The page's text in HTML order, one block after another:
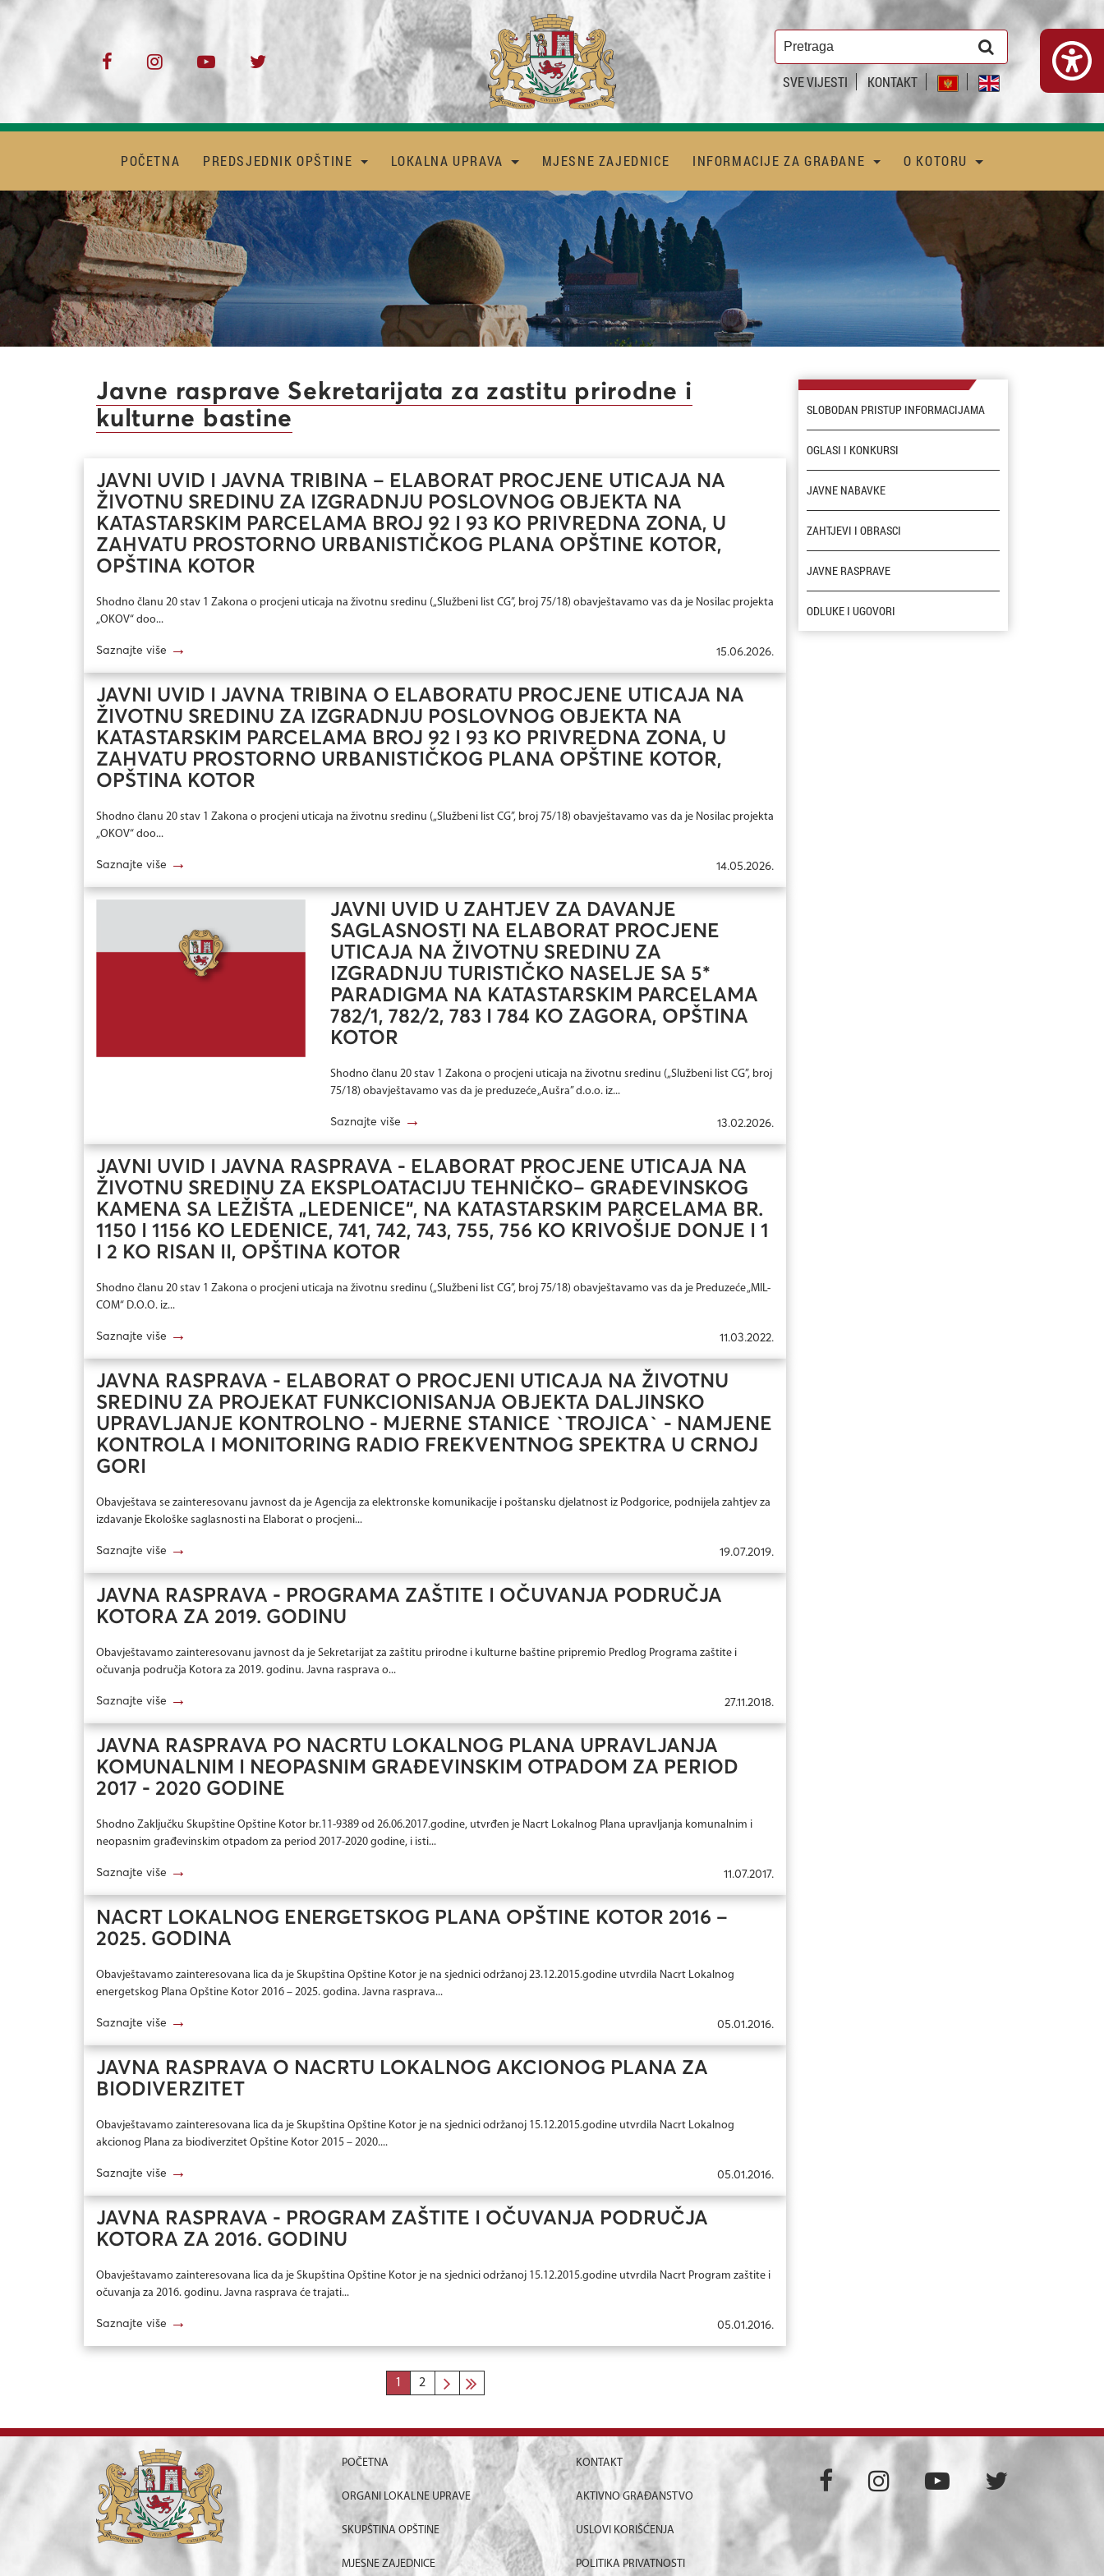
SVE VIJESTI KONTAKT
POČETNA PREDSJEDNIK OPŠTINE LOKALNA UPRAVA MJESNE ZAJEDNICE INFORMACIJE ZA GRAĐANE O KOTORU
Javne rasprave Sekretarijata za zastitu prirodne i
kulturne bastine
JAVNI UVID I JAVNA TRIBINA – ELABORAT PROCJENE UTICAJA NA
ŽIVOTNU SREDINU ZA IZGRADNJU POSLOVNOG OBJEKTA NA
KATASTARSKIM PARCELAMA BROJ 92 I 93 KO PRIVREDNA ZONA, U
ZAHVATU PROSTORNO URBANISTIČKOG PLANA OPŠTINE KOTOR,
OPŠTINA KOTOR
Shodno članu 20 stav 1 Zakona o procjeni uticaja na životnu sredinu („Službeni list CG”, broj 75/18) obavještavamo vas da je Nosilac projekta
„OKOV“ doo...
Saznajte više → 15.06.2026.
JAVNI UVID I JAVNA TRIBINA O ELABORATU PROCJENE UTICAJA NA
ŽIVOTNU SREDINU ZA IZGRADNJU POSLOVNOG OBJEKTA NA
KATASTARSKIM PARCELAMA BROJ 92 I 93 KO PRIVREDNA ZONA, U
ZAHVATU PROSTORNO URBANISTIČKOG PLANA OPŠTINE KOTOR,
OPŠTINA KOTOR
Shodno članu 20 stav 1 Zakona o procjeni uticaja na životnu sredinu („Službeni list CG”, broj 75/18) obavještavamo vas da je Nosilac projekta
„OKOV“ doo...
Saznajte više → 14.05.2026.
JAVNI UVID U ZAHTJEV ZA DAVANJE
SAGLASNOSTI NA ELABORAT PROCJENE
UTICAJA NA ŽIVOTNU SREDINU ZA
IZGRADNJU TURISTIČKO NASELJE SA 5*
PARADIGMA NA KATASTARSKIM PARCELAMA
782/1, 782/2, 783 I 784 KO ZAGORA, OPŠTINA
KOTOR
Shodno članu 20 stav 1 Zakona o procjeni uticaja na životnu sredinu („Službeni list CG”, broj
75/18) obavještavamo vas da je preduzeće „Aušra” d.o.o. iz...
Saznajte više → 13.02.2026.
JAVNI UVID I JAVNA RASPRAVA - ELABORAT PROCJENE UTICAJA NA
ŽIVOTNU SREDINU ZA EKSPLOATACIJU TEHNIČKO– GRAĐEVINSKOG
KAMENA SA LEŽIŠTA „LEDENICE“, NA KATASTARSKIM PARCELAMA BR.
1150 I 1156 KO LEDENICE, 741, 742, 743, 755, 756 KO KRIVOŠIJE DONJE I 1
I 2 KO RISAN II, OPŠTINA KOTOR
Shodno članu 20 stav 1 Zakona o procjeni uticaja na životnu sredinu („Službeni list CG”, broj 75/18) obavještavamo vas da je Preduzeće „MIL-
COM“ D.O.O. iz...
Saznajte više → 11.03.2022.
JAVNA RASPRAVA - ELABORAT O PROCJENI UTICAJA NA ŽIVOTNU
SREDINU ZA PROJEKAT FUNKCIONISANJA OBJEKTA DALJINSKO
UPRAVLJANJE KONTROLNO - MJERNE STANICE `TROJICA` - NAMJENE
KONTROLA I MONITORING RADIO FREKVENTNOG SPEKTRA U CRNOJ
GORI
Obavještava se zainteresovanu javnost da je Agencija za elektronske komunikacije i poštansku djelatnost iz Podgorice, podnijela zahtjev za
izdavanje Ekološke saglasnosti na Elaborat o procjeni...
Saznajte više → 19.07.2019.
JAVNA RASPRAVA - PROGRAMA ZAŠTITE I OČUVANJA PODRUČJA
KOTORA ZA 2019. GODINU
Obavještavamo zainteresovanu javnost da je Sekretarijat za zaštitu prirodne i kulturne baštine pripremio Predlog Programa zaštite i
očuvanja područja Kotora za 2019. godinu. Javna rasprava o...
Saznajte više → 27.11.2018.
JAVNA RASPRAVA PO NACRTU LOKALNOG PLANA UPRAVLJANJA
KOMUNALNIM I NEOPASNIM GRAĐEVINSKIM OTPADOM ZA PERIOD
2017 - 2020 GODINE
Shodno Zaključku Skupštine Opštine Kotor br.11-9389 od 26.06.2017.godine, utvrđen je Nacrt Lokalnog Plana upravljanja komunalnim i
neopasnim građevinskim otpadom za period 2017-2020 godine, i isti...
Saznajte više → 11.07.2017.
NACRT LOKALNOG ENERGETSKOG PLANA OPŠTINE KOTOR 2016 –
2025. GODINA
Obavještavamo zainteresovana lica da je Skupština Opštine Kotor je na sjednici održanoj 23.12.2015.godine utvrdila Nacrt Lokalnog
energetskog Plana Opštine Kotor 2016 – 2025. godina. Javna rasprava...
Saznajte više → 05.01.2016.
JAVNA RASPRAVA O NACRTU LOKALNOG AKCIONOG PLANA ZA
BIODIVERZITET
Obavještavamo zainteresovana lica da je Skupština Opštine Kotor je na sjednici održanoj 15.12.2015.godine utvrdila Nacrt Lokalnog
akcionog Plana za biodiverzitet Opštine Kotor 2015 – 2020....
Saznajte više → 05.01.2016.
JAVNA RASPRAVA - PROGRAM ZAŠTITE I OČUVANJA PODRUČJA
KOTORA ZA 2016. GODINU
Obavještavamo zainteresovana lica da je Skupština Opštine Kotor je na sjednici održanoj 15.12.2015.godine utvrdila Nacrt Program zaštite i
očuvanja za 2016. godinu. Javna rasprava će trajati...
Saznajte više → 05.01.2016.
1 2
SLOBODAN PRISTUP INFORMACIJAMA
OGLASI I KONKURSI
JAVNE NABAVKE
ZAHTJEVI I OBRASCI
JAVNE RASPRAVE
ODLUKE I UGOVORI
POČETNA
ORGANI LOKALNE UPRAVE
SKUPŠTINA OPŠTINE
MJESNE ZAJEDNICE
KONTAKT
AKTIVNO GRAĐANSTVO
USLOVI KORIŠĆENJA
POLITIKA PRIVATNOSTI